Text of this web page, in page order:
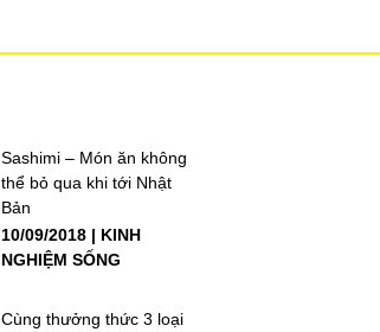
Sashimi – Món ăn không
thể bỏ qua khi tới Nhật
Bản
10/09/2018
KINH
NGHIỆM SỐNG
Cùng thưởng thức 3 loại